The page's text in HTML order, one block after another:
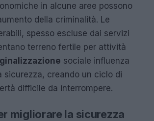
in alcune aree possono
della criminalità. Le
spesso escluse dai servizi
terreno fertile per attività
sociale influenza
sicurezza, creando un ciclo di
difficile da interrompere.
migliorare la sicurezza